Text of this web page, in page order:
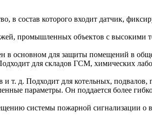
в состав которого входит датчик,
промышленных объектов с высокими
в основном для защиты помещений в
для складов ГСМ, химических
и т. д. Подходит для котельных,
параметры. Он поддается более
системы пожарной сигнализации о